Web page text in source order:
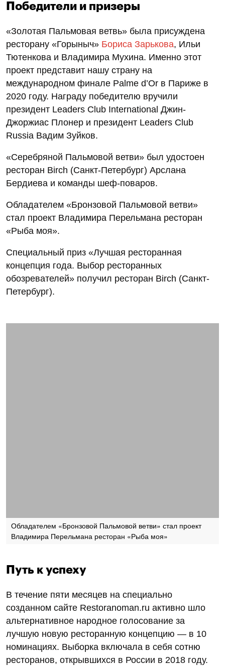
Победители и призеры
«Золотая Пальмовая ветвь» была присуждена
ресторану «Горыныч» Бориса Зарькова, Ильи
Тютенкова и Владимира Мухина. Именно этот
проект представит нашу страну на
международном финале Palmе d’Or в Париже в
2020 году. Награду победителю вручили
президент Leaders Club International Джин-
Джоржиас Плонер и президент Leaders Club
Russia Вадим Зуйков.
«Серебряной Пальмовой ветви» был удостоен
ресторан Birch (Санкт-Петербург) Арслана
Бердиева и команды шеф-поваров.
Обладателем «Бронзовой Пальмовой ветви»
стал проект Владимира Перельмана ресторан
«Рыба моя».
Специальный приз «Лучшая ресторанная
концепция года. Выбор ресторанных
обозревателей» получил ресторан Birch (Санкт-
Петербург).
Обладателем «Бронзовой Пальмовой ветви» стал проект
Владимира Перельмана ресторан «Рыба моя»
Путь к успеху
В течение пяти месяцев на специально
созданном сайте Restoranoman.ru активно шло
альтернативное народное голосование за
лучшую новую ресторанную концепцию — в 10
номинациях. Выборка включала в себя сотню
ресторанов, открывшихся в России в 2018 году.